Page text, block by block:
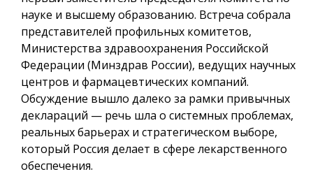
науке и высшему образованию. Встреча собрала
представителей профильных комитетов,
Министерства здравоохранения Российской
Федерации (Минздрав России), ведущих научных
центров и фармацевтических компаний.
Обсуждение вышло далеко за рамки привычных
деклараций — речь шла о системных проблемах,
реальных барьерах и стратегическом выборе,
который Россия делает в сфере лекарственного
обеспечения.